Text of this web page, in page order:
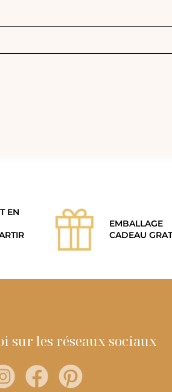
EN
EMBALLAGE
CADEAU
sur les réseaux sociaux